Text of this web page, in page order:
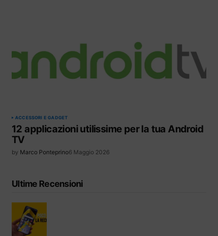
ACCESSORI E GADGET
12 applicazioni utilissime per la tua Android
TV
by Marco Ponteprino6 Maggio 2026
Ultime Recensioni